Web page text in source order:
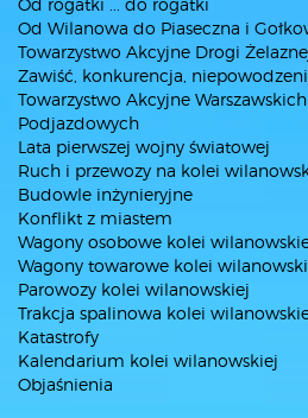
Od rogatki ... do rogatki
Od Wilanowa do Piaseczna i
Towarzystwo Akcyjne Drogi
Zawiść, konkurencja,
Towarzystwo Akcyjne
Podjazdowych
Lata pierwszej wojny światowej
Ruch i przewozy na kolei
Budowle inżynieryjne
Konflikt z miastem
Wagony osobowe kolei
Wagony towarowe kolei
Parowozy kolei wilanowskiej
Trakcja spalinowa kolei
Katastrofy
Kalendarium kolei wilanowskiej
Objaśnienia